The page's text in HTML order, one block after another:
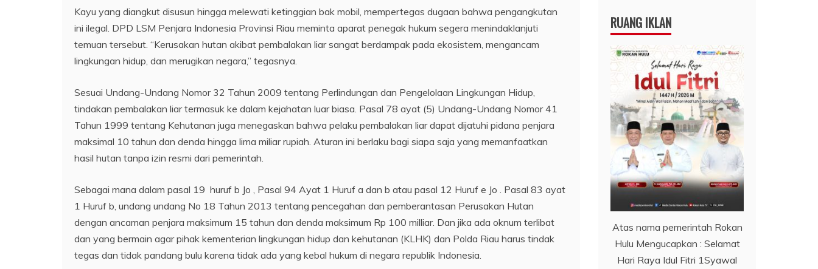
Kayu yang diangkut disusun hingga melewati ketinggian bak mobil, mempertegas dugaan bahwa pengangkutan
ini ilegal. DPD LSM Penjara Indonesia Provinsi Riau meminta aparat penegak hukum segera menindaklanjuti
temuan tersebut. “Kerusakan hutan akibat pembalakan liar sangat berdampak pada ekosistem, mengancam
lingkungan hidup, dan merugikan negara,” tegasnya.
Sesuai Undang-Undang Nomor 32 Tahun 2009 tentang Perlindungan dan Pengelolaan Lingkungan Hidup,
tindakan pembalakan liar termasuk ke dalam kejahatan luar biasa. Pasal 78 ayat (5) Undang-Undang Nomor 41
Tahun 1999 tentang Kehutanan juga menegaskan bahwa pelaku pembalakan liar dapat dijatuhi pidana penjara
maksimal 10 tahun dan denda hingga lima miliar rupiah. Aturan ini berlaku bagi siapa saja yang memanfaatkan
hasil hutan tanpa izin resmi dari pemerintah.
Sebagai mana dalam pasal 19 huruf b Jo , Pasal 94 Ayat 1 Huruf a dan b atau pasal 12 Huruf e Jo . Pasal 83 ayat
1 Huruf b, undang undang No 18 Tahun 2013 tentang pencegahan dan pemberantasan Perusakan Hutan
dengan ancaman penjara maksimum 15 tahun dan denda maksimum Rp 100 milliar. Dan jika ada oknum terlibat
dan yang bermain agar pihak kementerian lingkungan hidup dan kehutanan (KLHK) dan Polda Riau harus tindak
tegas dan tidak pandang bulu karena tidak ada yang kebal hukum di negara republik Indonesia.
RUANG IKLAN
Atas nama pemerintah Rokan
Hulu Mengucapkan : Selamat
Hari Raya Idul Fitri 1Syawal